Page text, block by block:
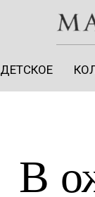
ДЕТСКОЕ
В